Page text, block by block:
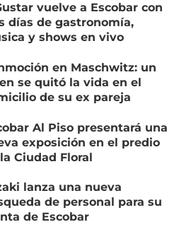
vuelve a Escobar con
días de gastronomía,
y shows en vivo
en Maschwitz: un
se quitó la vida en el
de su ex pareja
Al Piso presentará una
exposición en el predio
Ciudad Floral
lanza una nueva
de personal para su
de Escobar